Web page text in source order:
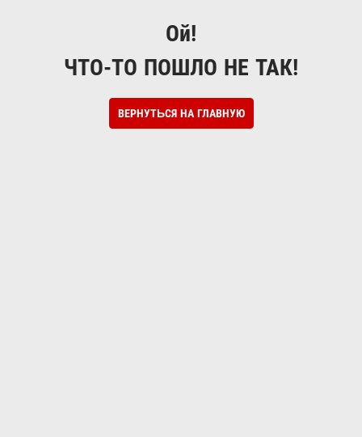
Ой!
ЧТО-ТО ПОШЛО НЕ ТАК!
ВЕРНУТЬСЯ НА ГЛАВНУЮ